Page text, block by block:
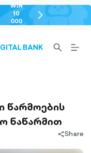
WIN
10
000
chevron-
right-
BANK
SEARCH-
OUTLINED
წარმოების
ნაწარმით
share-
Share